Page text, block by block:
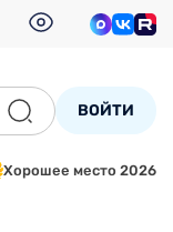
ВОЙТИ
Хорошее место 2026